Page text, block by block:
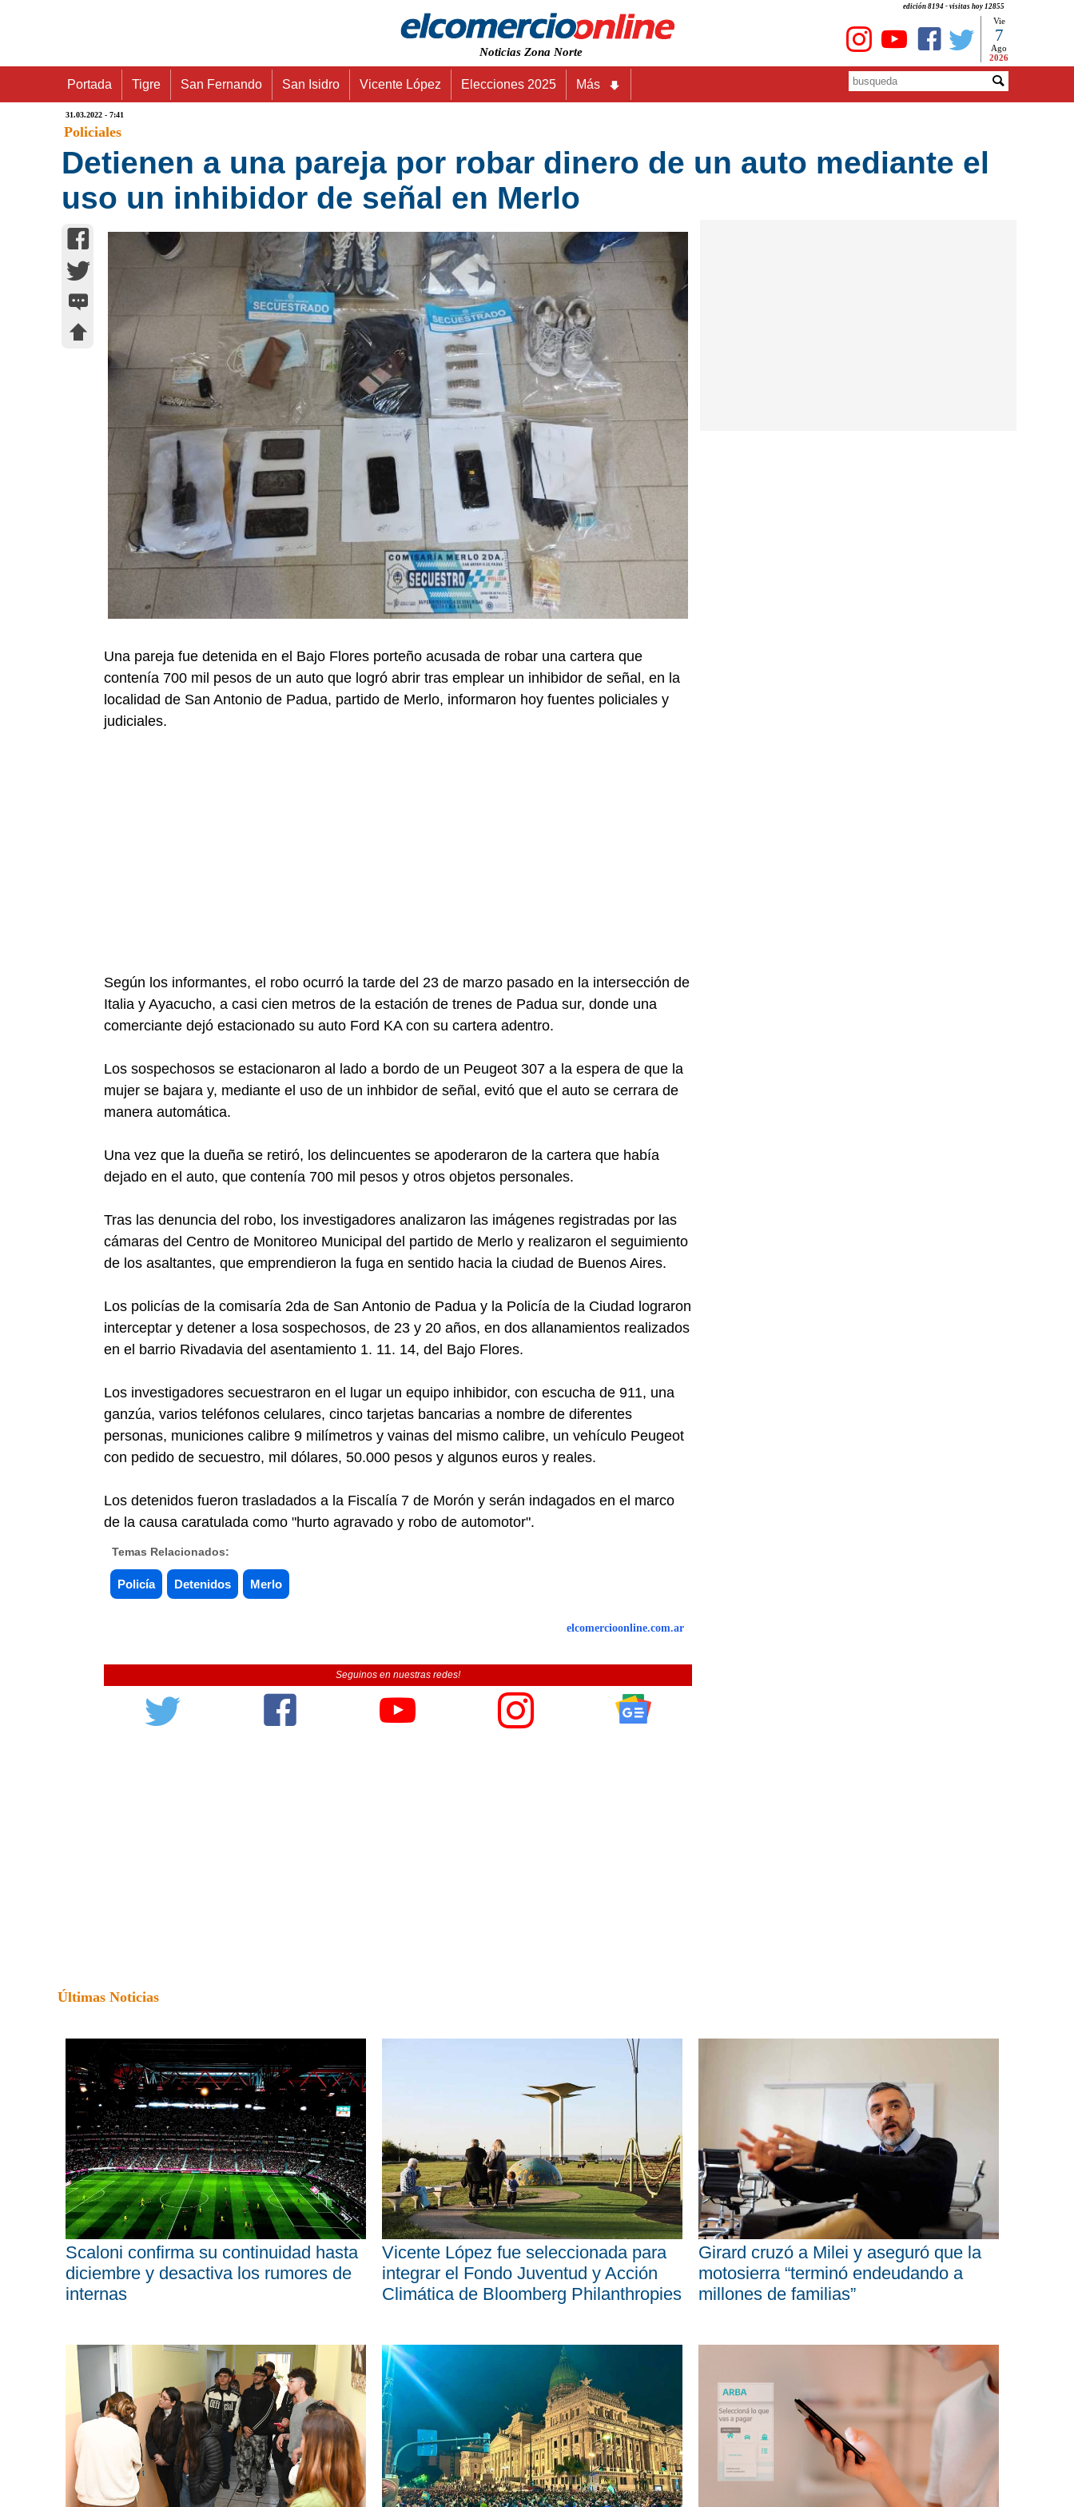
edición 8194 - visitas hoy 12855
Noticias Zona Norte
Vie
7
Ago
2026
Portada Tigre San Fernando San Isidro Vicente López Elecciones 2025 Más
31.03.2022 - 7:41
Policiales
Detienen a una pareja por robar dinero de un auto mediante el
uso un inhibidor de señal en Merlo
Una pareja fue detenida en el Bajo Flores porteño acusada de robar una cartera que
contenía 700 mil pesos de un auto que logró abrir tras emplear un inhibidor de señal, en la
localidad de San Antonio de Padua, partido de Merlo, informaron hoy fuentes policiales y
judiciales.
Según los informantes, el robo ocurró la tarde del 23 de marzo pasado en la intersección de
Italia y Ayacucho, a casi cien metros de la estación de trenes de Padua sur, donde una
comerciante dejó estacionado su auto Ford KA con su cartera adentro.
Los sospechosos se estacionaron al lado a bordo de un Peugeot 307 a la espera de que la
mujer se bajara y, mediante el uso de un inhbidor de señal, evitó que el auto se cerrara de
manera automática.
Una vez que la dueña se retiró, los delincuentes se apoderaron de la cartera que había
dejado en el auto, que contenía 700 mil pesos y otros objetos personales.
Tras las denuncia del robo, los investigadores analizaron las imágenes registradas por las
cámaras del Centro de Monitoreo Municipal del partido de Merlo y realizaron el seguimiento
de los asaltantes, que emprendieron la fuga en sentido hacia la ciudad de Buenos Aires.
Los policías de la comisaría 2da de San Antonio de Padua y la Policía de la Ciudad lograron
interceptar y detener a losa sospechosos, de 23 y 20 años, en dos allanamientos realizados
en el barrio Rivadavia del asentamiento 1. 11. 14, del Bajo Flores.
Los investigadores secuestraron en el lugar un equipo inhibidor, con escucha de 911, una
ganzúa, varios teléfonos celulares, cinco tarjetas bancarias a nombre de diferentes
personas, municiones calibre 9 milímetros y vainas del mismo calibre, un vehículo Peugeot
con pedido de secuestro, mil dólares, 50.000 pesos y algunos euros y reales.
Los detenidos fueron trasladados a la Fiscalía 7 de Morón y serán indagados en el marco
de la causa caratulada como "hurto agravado y robo de automotor".
Temas Relacionados:
Policía Detenidos Merlo
elcomercioonline.com.ar
Seguinos en nuestras redes!
Últimas Noticias
Scaloni confirma su continuidad hasta
diciembre y desactiva los rumores de
internas
Vicente López fue seleccionada para
integrar el Fondo Juventud y Acción
Climática de Bloomberg Philanthropies
Girard cruzó a Milei y aseguró que la
motosierra “terminó endeudando a
millones de familias”